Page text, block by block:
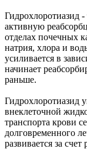
Гидрохлоротиазид
активную
отделах почечных
натрия, хлора и
усиливается в
начинает
раньше.
Гидрохлоротиазид
внеклеточной
транспорта крови
долговременного
развивается за